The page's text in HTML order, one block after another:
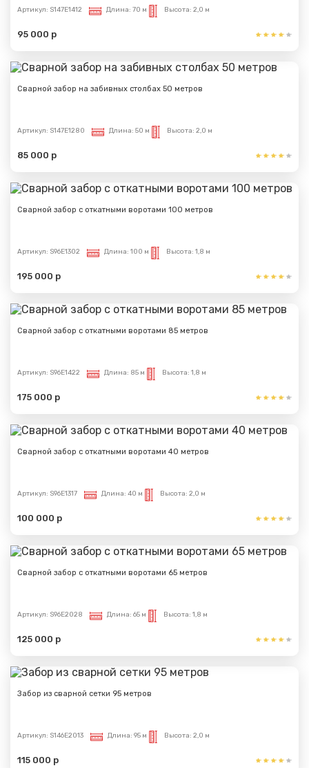
Артикул: S147E1412 Длина: 70 м Высота: 2,0 м
95 000 р
Сварной забор на забивных столбах 50 метров
Артикул: S147E1280 Длина: 50 м Высота: 2,0 м
85 000 р
Сварной забор с откатными воротами 100 метров
Артикул: S96E1302 Длина: 100 м Высота: 1,8 м
195 000 р
Сварной забор с откатными воротами 85 метров
Артикул: S96E1422 Длина: 85 м Высота: 1,8 м
175 000 р
Сварной забор с откатными воротами 40 метров
Артикул: S96E1317 Длина: 40 м Высота: 2,0 м
100 000 р
Сварной забор с откатными воротами 65 метров
Артикул: S96E2028 Длина: 65 м Высота: 1,8 м
125 000 р
Забор из сварной сетки 95 метров
Артикул: S146E2013 Длина: 95 м Высота: 2,0 м
115 000 р